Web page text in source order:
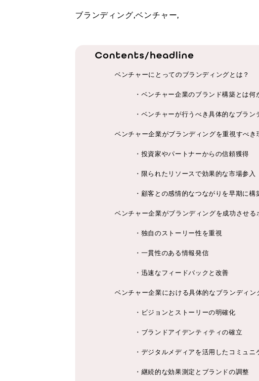
ブランディング,ベンチャー,
Contents/headline
ベンチャーにとってのブランディングとは？
・ベンチャー企業のブランド構築とは何
・ベンチャーが行うべき具体的なブラン
ベンチャー企業がブランディングを重視すべき
・投資家やパートナーからの信頼獲得
・限られたリソースで効果的な市場参入
・顧客との感情的なつながりを早期に構
ベンチャー企業がブランディングを成功させる
・独自のストーリー性を重視
・一貫性のある情報発信
・迅速なフィードバックと改善
ベンチャー企業における具体的なブランディン
・ビジョンとストーリーの明確化
・ブランドアイデンティティの確立
・デジタルメディアを活用したコミュニ
・継続的な効果測定とブランドの調整